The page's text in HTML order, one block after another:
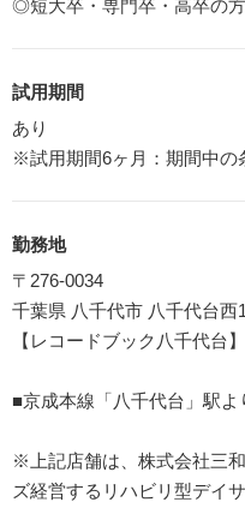
◎短大卒・専門卒・高卒の
試用期間
あり
※試用期間6ヶ月：期間中の
勤務地
〒276-0034
千葉県 八千代市 八千代台西
【レコードブック八千代台】
■京成本線「八千代台」駅よ
※上記店舗は、株式会社三
ズ経営するリハビリ型デイ